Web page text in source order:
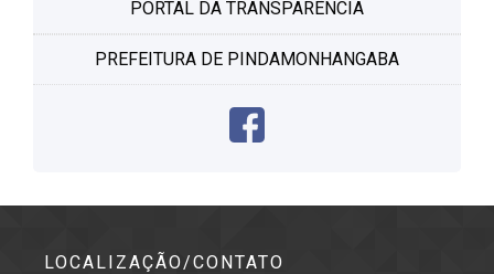
PORTAL DA TRANSPARÊNCIA
PREFEITURA DE PINDAMONHANGABA
LOCALIZAÇÃO/CONTATO